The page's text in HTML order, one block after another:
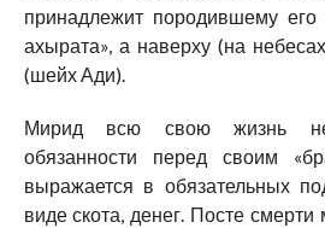
принадлежит породившему
ахырата», а наверху (на
(шейх Ади).
Мирид всю свою жизнь
обязанности перед своим
выражается в обязательных
виде скота, денег. Посте смерти